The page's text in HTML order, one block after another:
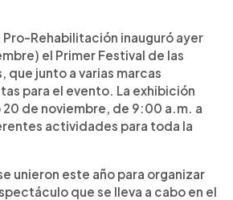
Rehabilitación inauguró ayer
el Primer Festival de las
que junto a varias marcas
para el evento. La exhibición
de noviembre, de 9:00 a.m. a
actividades para toda la
unieron este año para organizar
que se lleva a cabo en el